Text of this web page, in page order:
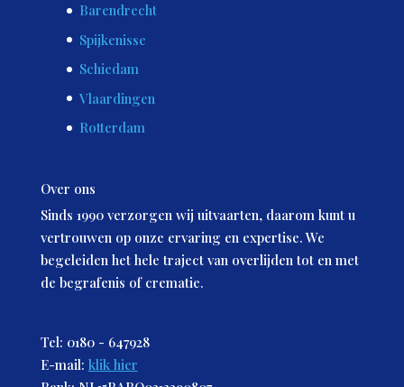
Barendrecht
Spijkenisse
Schiedam
Vlaardingen
Rotterdam
Over ons
Sinds 1990 verzorgen wij uitvaarten, daarom kunt u
vertrouwen op onze ervaring en expertise. We
begeleiden het hele traject van overlijden tot en met
de begrafenis of crematie.
Tel: 0180 - 647928
E-mail: klik hier